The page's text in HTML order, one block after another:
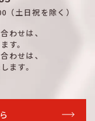
18
18
22
22 2
（土日祝を除く）
わせは、
す。
わせは、
ます。